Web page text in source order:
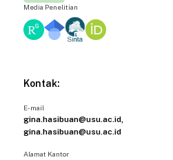
Media Penelitian
Kontak:
E-mail
gina.hasibuan@usu.ac.id,
gina.hasibuan@usu.ac.id
Alamat Kantor